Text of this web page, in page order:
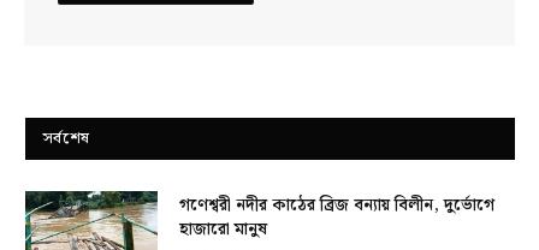
সর্বশেষ
গণেশ্বরী নদীর কাঠের ব্রিজ বন্যায় বিলীন, দুর্ভোগে
হাজারো মানুষ